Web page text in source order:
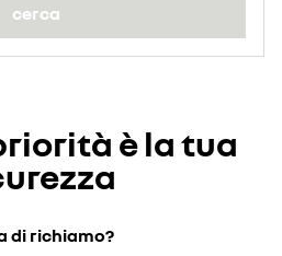
cerca
è la tua
di richiamo?